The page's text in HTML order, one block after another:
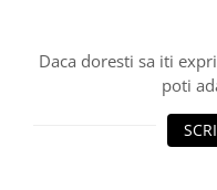
Daca doresti sa iti
poti